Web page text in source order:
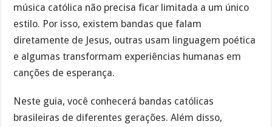
música católica não precisa ficar limitada a um único
estilo. Por isso, existem bandas que falam
diretamente de Jesus, outras usam linguagem poética
e algumas transformam experiências humanas em
canções de esperança.
Neste guia, você conhecerá bandas católicas
brasileiras de diferentes gerações. Além disso,